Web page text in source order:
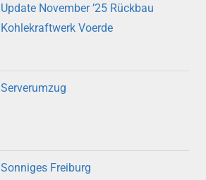
Update November ’25 Rückbau
Kohlekraftwerk Voerde
Serverumzug
Sonniges Freiburg